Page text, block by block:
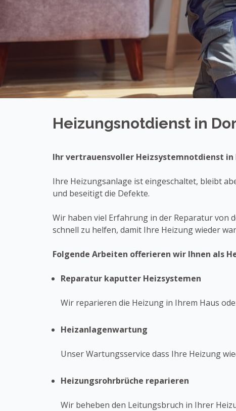
Heizungsnotdienst in
Ihr vertrauensvoller Heizsystemnotdienst
Ihre Heizungsanlage ist eingeschaltet, bleibt
und beseitigt die Defekte.
Wir haben viel Erfahrung in der Reparatur von
schnell zu helfen, damit Ihre Heizung wieder
Folgende Arbeiten offerieren wir Ihnen als
Reparatur kaputter Heizsystemen
Wir reparieren die Heizung in Ihrem Haus
Heizanlagenwartung
Unser Wartungsservice dass Ihre Heizung
Heizungsrohrbrüche reparieren
Wir beheben den Leitungsbruch in Ihrer